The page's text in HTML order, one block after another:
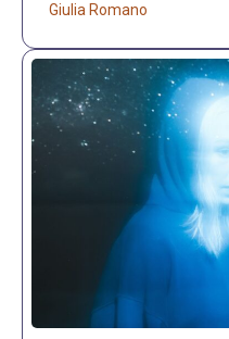
Giulia Romano